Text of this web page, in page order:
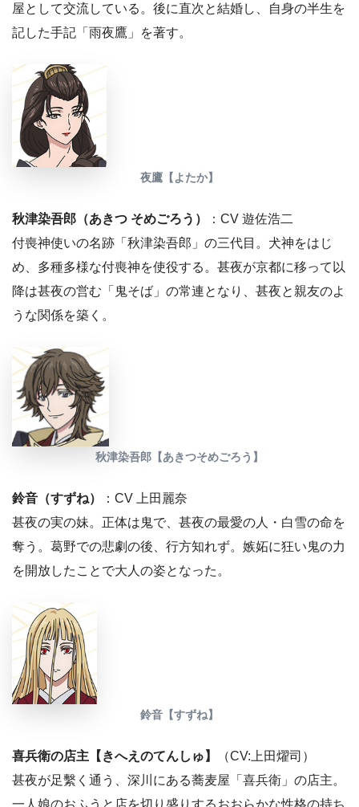
屋として交流している。後に直次と結婚し、自身の半生を
記した手記「雨夜鷹」を著す。
夜鷹【よたか】
秋津染吾郎（あきつ そめごろう）
：CV 遊佐浩二
付喪神使いの名跡「秋津染吾郎」の三代目。犬神をはじ
め、多種多様な付喪神を使役する。甚夜が京都に移って以
降は甚夜の営む「鬼そば」の常連となり、甚夜と親友のよ
うな関係を築く。
秋津染吾郎【あきつそめごろう】
鈴音（すずね）
：CV 上田麗奈
甚夜の実の妹。正体は鬼で、甚夜の最愛の人・白雪の命を
奪う。葛野での悲劇の後、行方知れず。嫉妬に狂い鬼の力
を開放したことで大人の姿となった。
鈴音【すずね】
喜兵衛の店主【きへえのてんしゅ】
（CV:上田燿司）
甚夜が足繫く通う、深川にある蕎麦屋「喜兵衛」の店主。
一人娘のおふうと店を切り盛りするおおらかな性格の持ち